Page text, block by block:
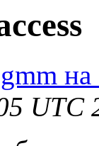
gmm на
UTC